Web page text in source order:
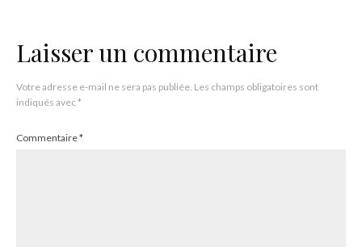
Laisser un commentaire
Votre adresse e-mail ne sera pas publiée. Les champs obligatoires sont
indiqués avec*
Commentaire*